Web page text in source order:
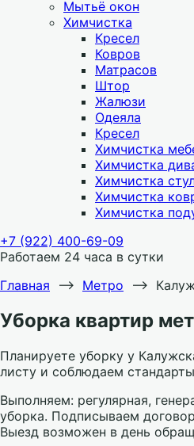
Мытьё окон
Химчистка
Кресел
Ковров
Матрасов
Штор
Жалюзи
Одеяла
Кресел
Химчистка
Химчистка
Химчистка
Химчистка
Химчистка
+7 (922) 400-69-09
Работаем 24 часа в сутки
Главная ⟶ Метро ⟶
Уборка квартир
Планируете уборку у
листу и соблюдаем
Выполняем: регулярная,
уборка. Подписываем
Выезд возможен в день